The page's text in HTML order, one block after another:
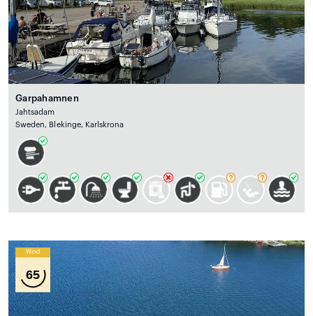
Garpahamnen
Jahtsadam
Sweden, Blekinge, Karlskrona
Wind
65